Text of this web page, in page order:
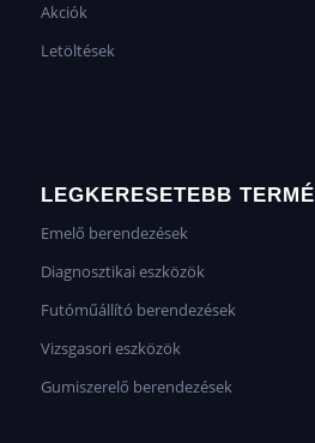
Akciók
Letöltések
LEGKERESETEBB
Emelő berendezések
Diagnosztikai eszközök
Futóműállító berendezések
Vizsgasori eszközök
Gumiszerelő berendezések